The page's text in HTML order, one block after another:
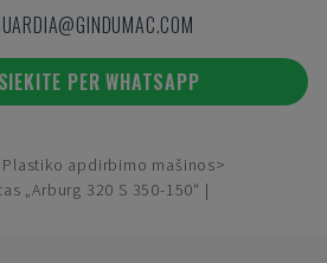
PER WHATSAPP
Plastiko apdirbimo mašinos
„Arburg 320 S 350-150“ |